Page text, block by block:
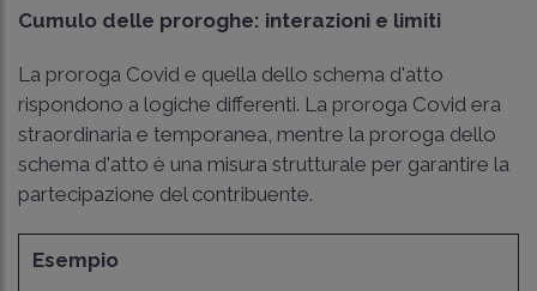
Cumulo delle proroghe: interazioni e limiti
La proroga Covid e quella dello schema d'atto
rispondono a logiche differenti. La proroga Covid era
straordinaria e temporanea, mentre la proroga dello
schema d'atto è una misura strutturale per garantire la
partecipazione del contribuente.
Esempio